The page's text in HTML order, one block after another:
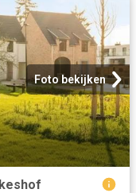
Foto bekijken